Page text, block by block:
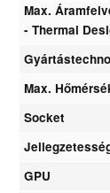
Max.
- Thermal
Max.
Socket
GPU